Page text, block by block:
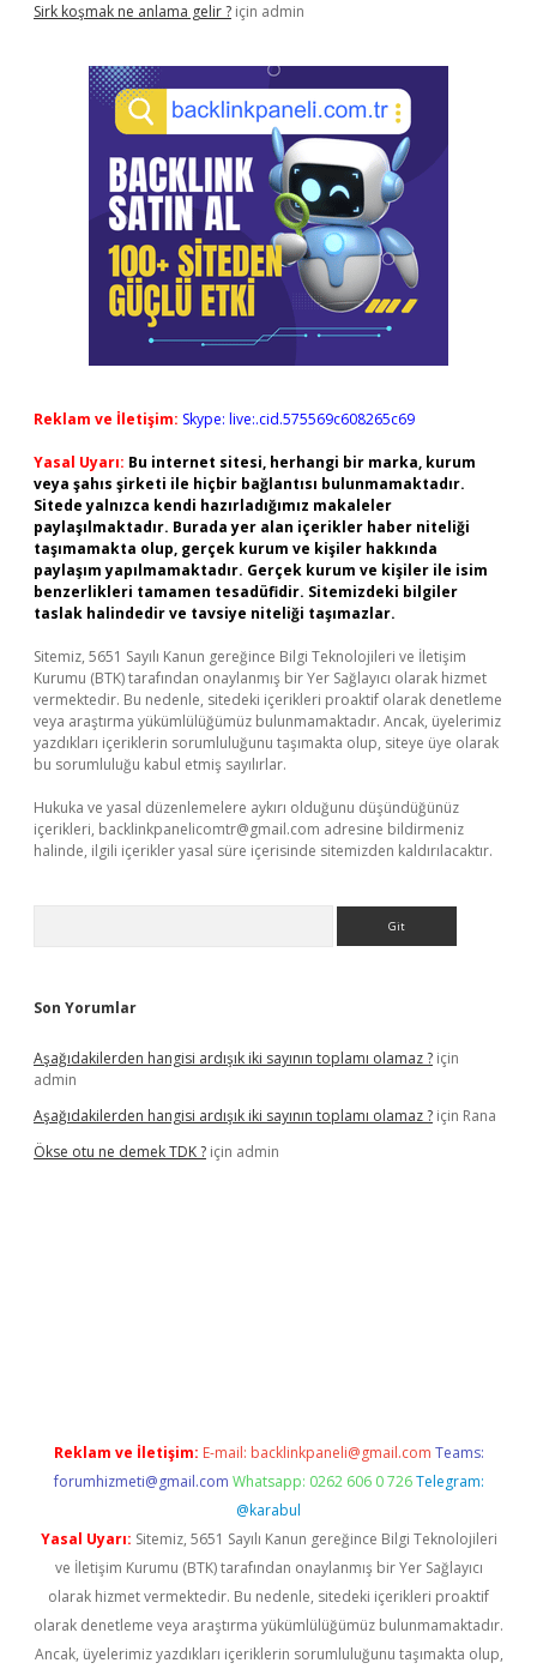
Sirk koşmak ne anlama gelir ? için admin
Reklam ve İletişim: Skype: live:.cid.575569c608265c69
Yasal Uyarı: Bu internet sitesi, herhangi bir marka, kurum
veya şahıs şirketi ile hiçbir bağlantısı bulunmamaktadır.
Sitede yalnızca kendi hazırladığımız makaleler
paylaşılmaktadır. Burada yer alan içerikler haber niteliği
taşımamakta olup, gerçek kurum ve kişiler hakkında
paylaşım yapılmamaktadır. Gerçek kurum ve kişiler ile isim
benzerlikleri tamamen tesadüfidir. Sitemizdeki bilgiler
taslak halindedir ve tavsiye niteliği taşımazlar.
Sitemiz, 5651 Sayılı Kanun gereğince Bilgi Teknolojileri ve İletişim
Kurumu (BTK) tarafından onaylanmış bir Yer Sağlayıcı olarak hizmet
vermektedir. Bu nedenle, sitedeki içerikleri proaktif olarak denetleme
veya araştırma yükümlülüğümüz bulunmamaktadır. Ancak, üyelerimiz
yazdıkları içeriklerin sorumluluğunu taşımakta olup, siteye üye olarak
bu sorumluluğu kabul etmiş sayılırlar.
Hukuka ve yasal düzenlemelere aykırı olduğunu düşündüğünüz
içerikleri, backlinkpanelicomtr@gmail.com adresine bildirmeniz
halinde, ilgili içerikler yasal süre içerisinde sitemizden kaldırılacaktır.
Son Yorumlar
Aşağıdakilerden hangisi ardışık iki sayının toplamı olamaz ? için
admin
Aşağıdakilerden hangisi ardışık iki sayının toplamı olamaz ? için Rana
Ökse otu ne demek TDK ? için admin
Reklam ve İletişim: E-mail: backlinkpaneli@gmail.com Teams:
forumhizmeti@gmail.com Whatsapp: 0262 606 0 726 Telegram:
@karabul
Yasal Uyarı: Sitemiz, 5651 Sayılı Kanun gereğince Bilgi Teknolojileri
ve İletişim Kurumu (BTK) tarafından onaylanmış bir Yer Sağlayıcı
olarak hizmet vermektedir. Bu nedenle, sitedeki içerikleri proaktif
olarak denetleme veya araştırma yükümlülüğümüz bulunmamaktadır.
Ancak, üyelerimiz yazdıkları içeriklerin sorumluluğunu taşımakta olup,